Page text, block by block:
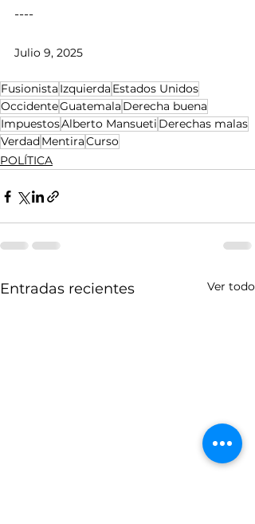
----
Julio 9, 2025
Fusionista Izquierda Estados Unidos
OccidenteGuatemala Derecha buena
ImpuestosAlberto Mansueti Derechas malas
VerdadMentiraCurso
POLÍTICA
Entradas recientes Ver todo